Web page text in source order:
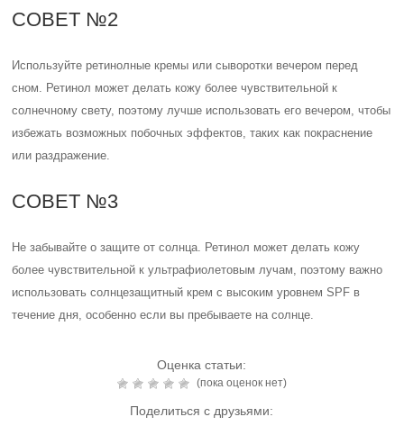
СОВЕТ №2
Используйте ретинолные кремы или сыворотки вечером перед
сном. Ретинол может делать кожу более чувствительной к
солнечному свету, поэтому лучше использовать его вечером, чтобы
избежать возможных побочных эффектов, таких как покраснение
или раздражение.
СОВЕТ №3
Не забывайте о защите от солнца. Ретинол может делать кожу
более чувствительной к ультрафиолетовым лучам, поэтому важно
использовать солнцезащитный крем с высоким уровнем SPF в
течение дня, особенно если вы пребываете на солнце.
Оценка статьи:
(пока оценок нет)
Поделиться с друзьями: